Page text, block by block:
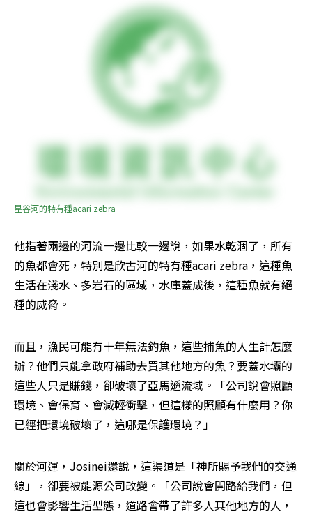
星谷河的特有種acari zebra
他指著兩邊的河流一邊比較一邊說，如果水乾涸了，所有
的魚都會死，特別是欣古河的特有種acari zebra，這種魚
生活在淺水、多岩石的區域，水庫蓋成後，這種魚就有絕
種的威脅。
而且，漁民可能有十年無法釣魚，這些捕魚的人生計怎麼
辦？他們只能拿政府補助去買其他地方的魚？要蓋水壩的
這些人只是賺錢，卻破壞了亞馬遜流域。「公司說會照顧
環境、會保育、會減輕衝擊，但這樣的照顧有什麼用？你
已經把環境破壞了，這哪是保護環境？」
關於河運，Josinei還說，這渠道是「神所賜予我們的交通
線」，卻要被能源公司改變。「公司說會開路給我們，但
這也會影響生活型態，道路會帶了許多人其他地方的人，